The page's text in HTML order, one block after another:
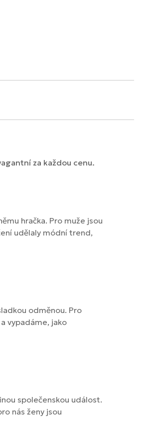
za každou cenu.
hračka. Pro muže jsou
udělaly módní trend,
odměnou. Pro
vypadáme, jako
společenskou událost.
nás ženy jsou